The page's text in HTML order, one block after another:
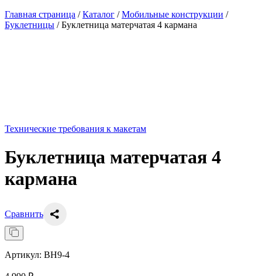
Главная страница /Каталог /Мобильные конструкции /
Буклетницы /Буклетница матерчатая 4 кармана
Технические требования к макетам
Буклетница матерчатая 4
кармана
Сравнить
Артикул: BH9-4